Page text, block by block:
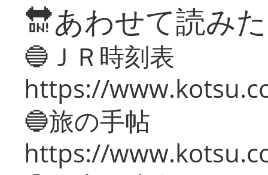
🔛あわせて読み
🔵ＪＲ時刻表
https://
🔵旅の手帖
https://